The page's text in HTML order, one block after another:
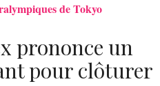
de Tokyo
prononce un
pour clôturer